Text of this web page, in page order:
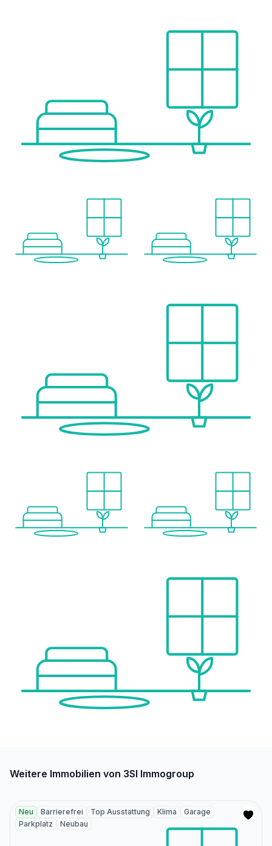
Weitere Immobilien von 3SI Immogroup
Neu Barrierefrei Top Ausstattung Klima
Garage
Parkplatz
Neubau